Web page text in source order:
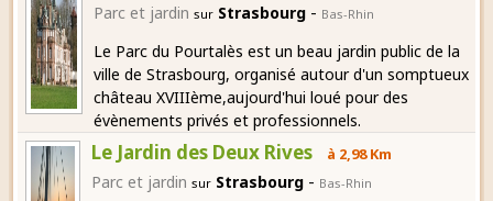
Parc et jardin sur Strasbourg - Bas-Rhin
Le Parc du Pourtalès est un beau jardin public de la
ville de Strasbourg, organisé autour d'un somptueux
château XVIIIème,aujourd'hui loué pour des
évènements privés et professionnels.
Le Jardin des Deux Rives à 2,98 Km
Parc et jardin sur Strasbourg - Bas-Rhin